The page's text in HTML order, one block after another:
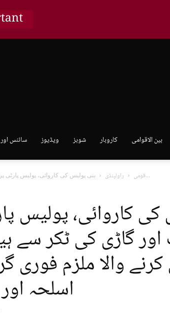
سائنس ویڈیوز شوبز کاروبار بین الاقوامی
قومی راولپنڈی
بنی پولیس کی کاروائی، پولیس پارٹی پر فائرنگ، مزاحمت اور گاڑی کی...
کاروائی، پولیس
گاڑی کی ٹکر سے
والا ملزم فوری
اسلحہ